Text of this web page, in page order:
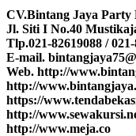
CV.Bintang Jaya Party
Jl. Siti I No.40
Tlp.021-82619088 /
E-mail.
Web. http://
http://
https://
http://
http://www.meja.co